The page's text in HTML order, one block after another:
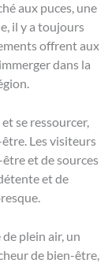
aux puces, une
il y a toujours
offrent aux
dans la
se ressourcer,
Les visiteurs
et de sources
et de
plein air, un
de bien-être,